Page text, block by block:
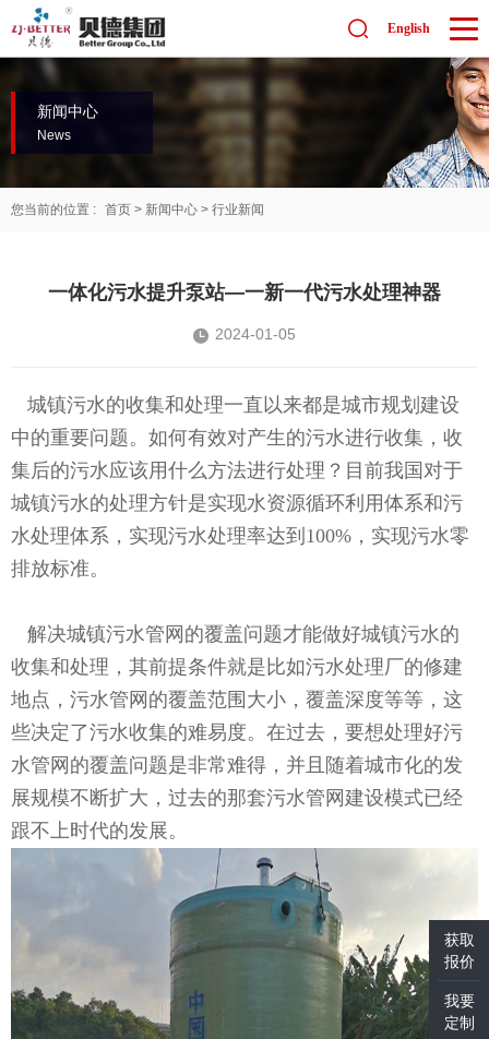
English
获取
报价
我要
定制
新闻中心
News
您当前的位置 : 首页 > 新闻中心 > 行业新闻
一体化污水提升泵站—一新一代污水处理神器
2024-01-05
城镇污水的收集和处理一直以来都是城市规划建设
中的重要问题。如何有效对产生的污水进行收集，收
集后的污水应该用什么方法进行处理？目前我国对于
城镇污水的处理方针是实现水资源循环利用体系和污
水处理体系，实现污水处理率达到100%，实现污水零
排放标准。
解决城镇污水管网的覆盖问题才能做好城镇污水的
收集和处理，其前提条件就是比如污水处理厂的修建
地点，污水管网的覆盖范围大小，覆盖深度等等，这
些决定了污水收集的难易度。在过去，要想处理好污
水管网的覆盖问题是非常难得，并且随着城市化的发
展规模不断扩大，过去的那套污水管网建设模式已经
跟不上时代的发展。